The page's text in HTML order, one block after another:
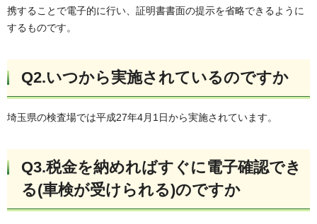
携することで電子的に行い、証明書書面の提示を省略できるように
するものです。
Q2.いつから実施されているのですか
埼玉県の検査場では平成27年4月1日から実施されています。
Q3.税金を納めればすぐに電子確認でき
る(車検が受けられる)のですか